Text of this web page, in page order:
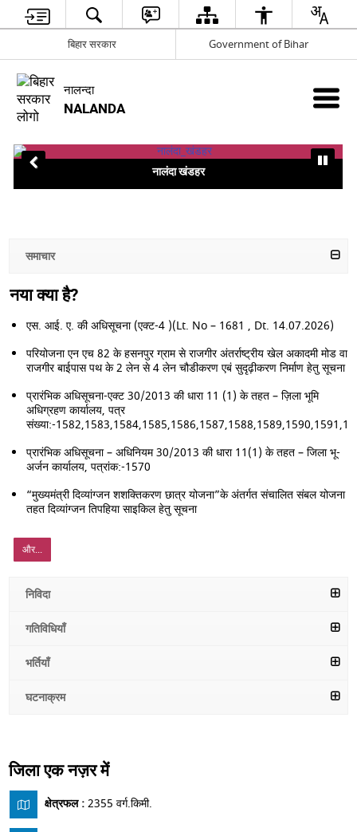
बिहार सरकार Government of Bihar
नालन्दा
NALANDA
नालंदा खंडहर
समाचार
नया क्या है?
एस. आई. ए. की अधिसूचना (एक्ट-4 )(Lt. No – 1681 , Dt. 14.07.2026)
परियोजना एन एच 82 के हसनपुर ग्राम से राजगीर अंतर्राष्ट्रीय खेल अकादमी मोड वाया
राजगीर बाईपास पथ के 2 लेन से 4 लेन चौडीकरण एबं सुदृढ़ीकरण निर्माण हेतु सूचना
प्रारंभिक अधिसूचना-एक्ट 30/2013 की धारा 11 (1) के तहत – ज़िला भूमि
अधिग्रहण कार्यालय, पत्र
संख्या:-
प्रारंभिक अधिसूचना – अधिनियम 30/2013 की धारा 11(1) के तहत – जिला भू-
अर्जन कार्यालय, पत्रांक:-1570
“मुख्यमंत्री दिव्यांग्जन शशक्तिकरण छात्र योजना”के अंतर्गत संचालित संबल योजना के
तहत दिव्यांग्जन तिपहिया साइकिल हेतु सूचना
और...
निविदा
गतिविधियाँ
भर्तियाँ
घटनाक्रम
जिला एक नज़र में
क्षेत्रफल :2355 वर्ग.किमी.